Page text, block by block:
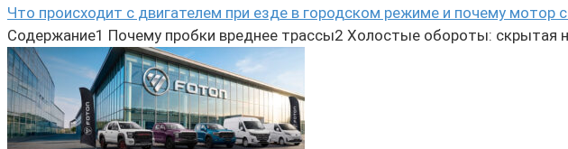
Что происходит с двигателем при езде в городском режиме и почему мотор
Содержание1 Почему пробки вреднее трассы2 Холостые обороты: скрытая